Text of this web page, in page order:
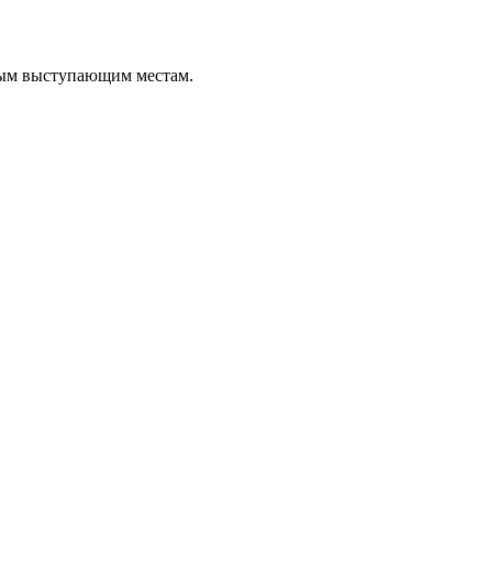
выступающим местам.